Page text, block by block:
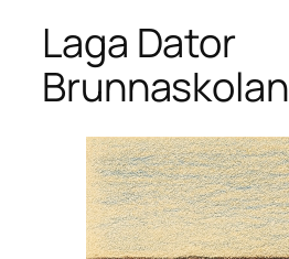
Laga Dator
Brunnaskolan